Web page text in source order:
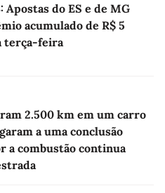
Apostas do ES e de MG
acumulado de R$ 5
terça-feira
2.500 km em um carro
a uma conclusão
a combustão continua